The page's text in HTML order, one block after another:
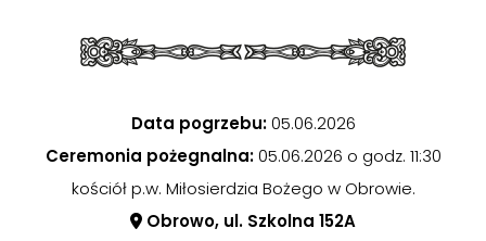
Data pogrzebu:05.06.2026
Ceremonia pożegnalna:05.06.2026 o godz. 11:30
kościół p.w. Miłosierdzia Bożego w Obrowie.
Obrowo, ul. Szkolna 152A